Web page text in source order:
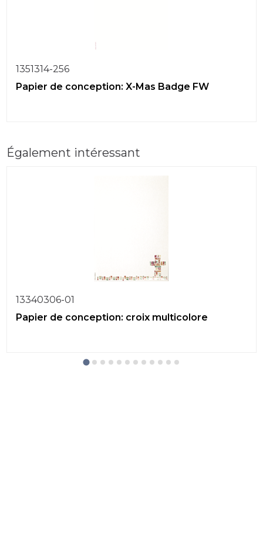
1351314-256
Papier de conception: X-Mas Badge FW
Également intéressant
13340306-01
Papier de conception: croix multicolore